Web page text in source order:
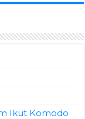
Ikut Komodo